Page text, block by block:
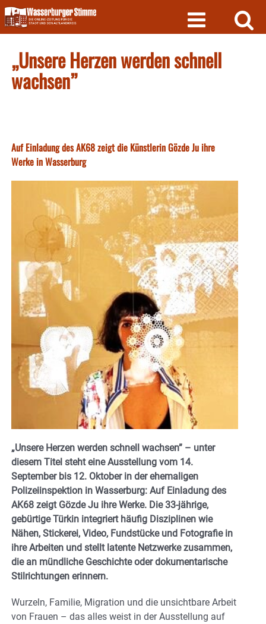
Skip
to
content
„Unsere Herzen werden schnell
wachsen”
Auf Einladung des AK68 zeigt die Künstlerin Gözde Ju ihre
Werke in Wasserburg
„Unsere Herzen werden schnell wachsen” – unter
diesem Titel steht eine Ausstellung vom 14.
September bis 12. Oktober in der ehemaligen
Polizeiinspektion in Wasserburg: Auf Einladung des
AK68 zeigt Gözde Ju ihre Werke. Die 33-jährige,
gebürtige Türkin integriert häufig Disziplinen wie
Nähen, Stickerei, Video, Fundstücke und Fotografie in
ihre Arbeiten und stellt latente Netzwerke zusammen,
die an mündliche Geschichte oder dokumentarische
Stilrichtungen erinnern.
Wurzeln, Familie, Migration und die unsichtbare Arbeit
von Frauen – das alles weist in der Ausstellung auf